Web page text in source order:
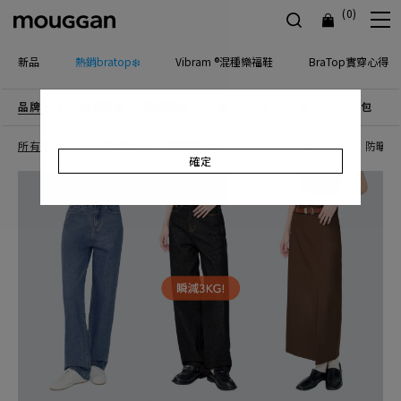
(0)
新品 熱銷bratop❄️ Vibram ®混種樂福鞋 BraTop實穿心得
品牌主打 配件包包
所有商品 內衣選購指南 熱銷補貨到 本月新品 蕾絲系列
防曬
確定